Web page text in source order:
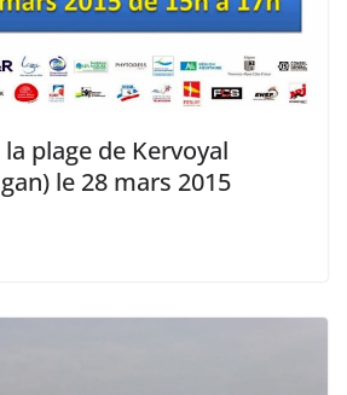
plage de Kervoyal
le 28 mars 2015